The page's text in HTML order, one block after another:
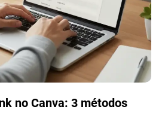
no Canva: 3 métodos